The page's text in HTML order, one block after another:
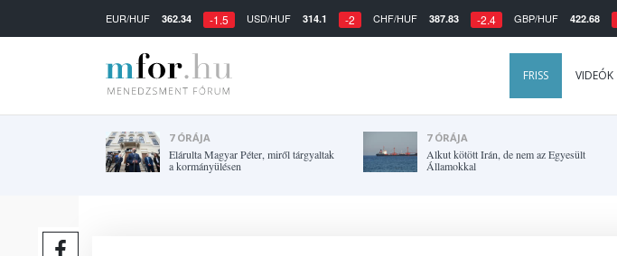
EUR/HUF 362.34 -1.5 USD/HUF 314.1 -2 CHF/HUF 387.83 -2.4 GBP/HUF 422.68
FRISS VIDEÓK
7 ÓRÁJA
Elárulta Magyar Péter, miről tárgyaltak
a kormányülésen
7 ÓRÁJA
Alkut kötött Irán, de nem az Egyesült
Államokkal